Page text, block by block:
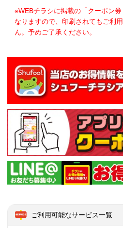
※WEBチラシに掲載の「クーポン
なりますので、印刷されてもご利
ん。予めご了承ください。
ご利用可能なサービス一覧